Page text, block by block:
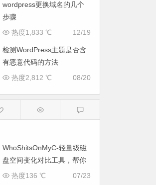
wordpress更换域名的几个
步骤
12/19
热度1,833 ℃
检测WordPress主题是否含
有恶意代码的方法
08/20
热度2,812 ℃
WhoShitsOnMyC-轻量级磁
盘空间变化对比工具，帮你
找出“吃掉”空间的罪魁祸首
07/23
热度136 ℃